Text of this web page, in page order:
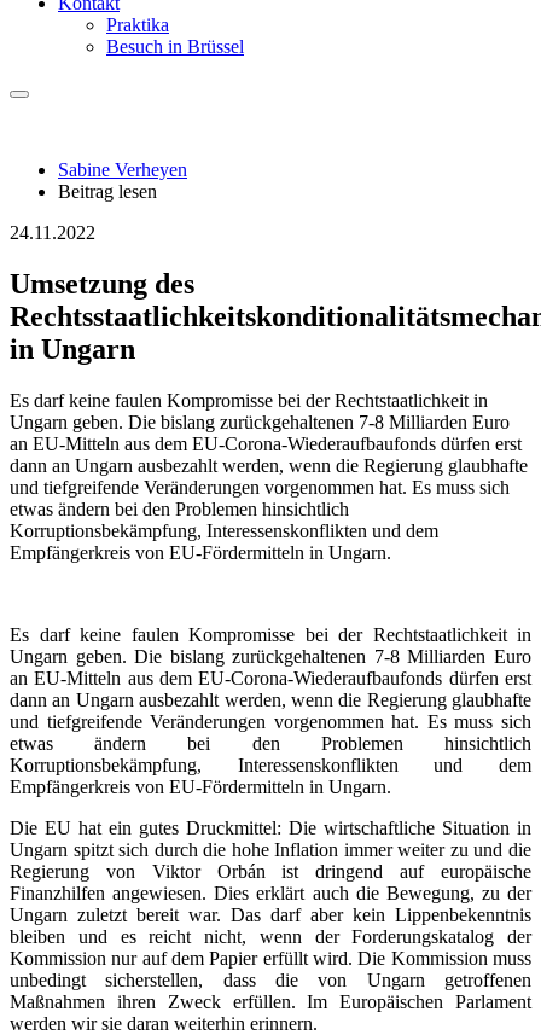
Praktika
Besuch in Brüssel
Sabine Verheyen
Beitrag lesen
24.11.2022
Umsetzung des
in Ungarn
Es darf keine faulen Kompromisse bei der Rechtstaatlichkeit in
Ungarn geben. Die bislang zurückgehaltenen 7-8 Milliarden Euro
an EU-Mitteln aus dem EU-Corona-Wiederaufbaufonds dürfen erst
dann an Ungarn ausbezahlt werden, wenn die Regierung glaubhafte
und tiefgreifende Veränderungen vorgenommen hat. Es muss sich
etwas ändern bei den Problemen hinsichtlich
Korruptionsbekämpfung, Interessenskonflikten und dem
Empfängerkreis von EU-Fördermitteln in Ungarn.
Es darf keine faulen Kompromisse bei der Rechtstaatlichkeit in
Ungarn geben. Die bislang zurückgehaltenen 7-8 Milliarden Euro
an EU-Mitteln aus dem EU-Corona-Wiederaufbaufonds dürfen erst
dann an Ungarn ausbezahlt werden, wenn die Regierung glaubhafte
und tiefgreifende Veränderungen vorgenommen hat. Es muss sich
etwas ändern bei den Problemen hinsichtlich
Korruptionsbekämpfung, Interessenskonflikten und dem
Empfängerkreis von EU-Fördermitteln in Ungarn.
Die EU hat ein gutes Druckmittel: Die wirtschaftliche Situation in
Ungarn spitzt sich durch die hohe Inflation immer weiter zu und die
Regierung von Viktor Orbán ist dringend auf europäische
Finanzhilfen angewiesen. Dies erklärt auch die Bewegung, zu der
Ungarn zuletzt bereit war. Das darf aber kein Lippenbekenntnis
bleiben und es reicht nicht, wenn der Forderungskatalog der
Kommission nur auf dem Papier erfüllt wird. Die Kommission muss
unbedingt sicherstellen, dass die von Ungarn getroffenen
Maßnahmen ihren Zweck erfüllen. Im Europäischen Parlament
werden wir sie daran weiterhin erinnern.